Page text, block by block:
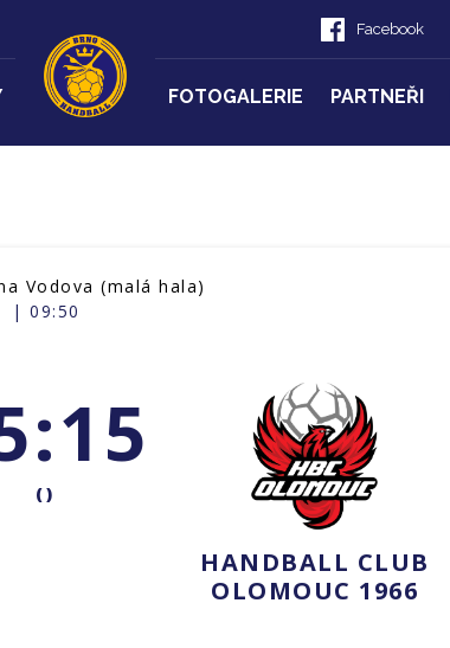
Facebook
FOTOGALERIE PARTNEŘI
Vodova (malá hala)
| 09:50
()
HANDBALL CLUB
OLOMOUC 1966